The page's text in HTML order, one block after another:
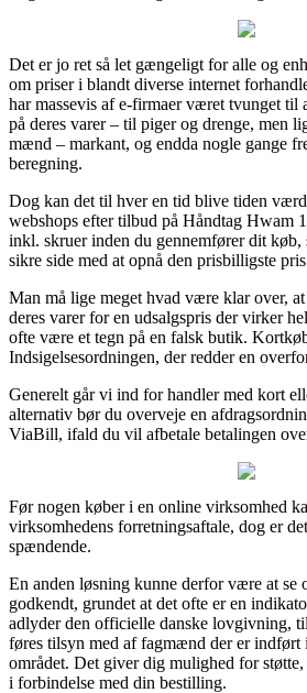
Det er jo ret så let gængeligt for alle og
om priser i blandt diverse internet
har massevis af e-firmaer været tvunget til
på deres varer – til piger og drenge, men
mænd – markant, og endda nogle gange
beregning.
Dog kan det til hver en tid blive tiden værd
webshops efter tilbud på Håndtag Hwam
inkl. skruer inden du gennemfører dit køb,
sikre side med at opnå den prisbilligste
Man må lige meget hvad være klar over,
deres varer for en udsalgspris der virker
ofte være et tegn på en falsk butik.
Indsigelsesordningen, der redder en
Generelt går vi ind for handler med kort
alternativ bør du overveje en
ViaBill, ifald du vil afbetale betalingen
Før nogen køber i en online virksomhed
virksomhedens forretningsaftale, dog er
spændende.
En anden løsning kunne derfor være at se
godkendt, grundet at det ofte er en
adlyder den officielle danske lovgivning,
føres tilsyn med af fagmænd der er indført
området. Det giver dig mulighed for
i forbindelse med din bestilling.